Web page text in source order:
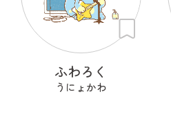
ふわろく
うにょかわ